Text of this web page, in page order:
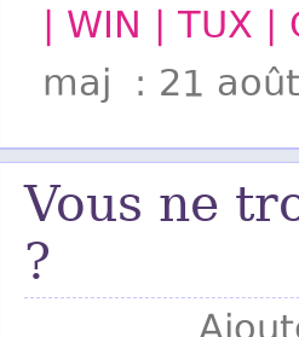
| WIN | TUX |
maj : 21
Vous ne
?